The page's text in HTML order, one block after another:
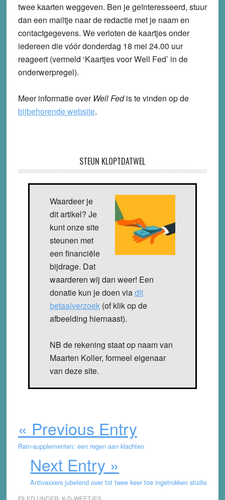
twee kaarten weggeven. Ben je geïnteresseerd, stuur
dan een mailtje naar de redactie met je naam en
contactgegevens. We verloten de kaartjes onder
iedereen die vóór donderdag 18 mei 24.00 uur
reageert (vermeld ‘Kaartjes voor Well Fed’ in de
onderwerpregel).
Meer informatie over Well Fedis te vinden op de
bijbehorende website.
STEUN KLOPTDATWEL
Waardeer je
dit artikel? Je
kunt onze site
steunen met
een financiële
bijdrage. Dat
waarderen wij dan weer! Een
donatie kun je doen viadit
betaalverzoek(of klik op de
afbeelding hiernaast).
NB de rekening staat op naam van
Maarten Koller, formeel eigenaar
van deze site.
« Previous Entry
Rain-supplementen: een regen aan klachten
Next Entry »
Antivaxxers jubelend over tot twee keer toe ingetrokken studie
FILED UNDER: K-D-WEETJES